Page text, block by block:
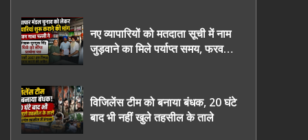
नए व्यापारियों को मतदाता सूची में नाम
जुड़वाने का मिले पर्याप्त समय, फरवरी
विजिलेंस टीम को बनाया बंधक, 20 घंटे
बाद भी नहीं खुले तहसील के ताले